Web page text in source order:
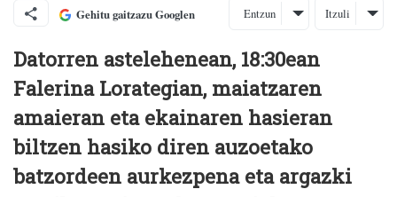
Gehitu gaitzazu Googlen Entzun Itzuli
Datorren astelehenean, 18:30ean
Falerina Lorategian, maiatzaren
amaieran eta ekainaren hasieran
biltzen hasiko diren auzoetako
batzordeen aurkezpena eta argazki